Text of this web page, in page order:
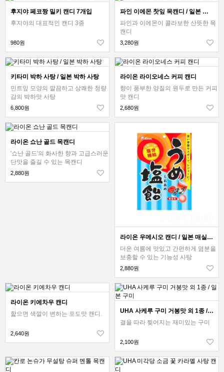
후지야 페코짱 밀키 캔디 7개입
후지야의 대표적인 캔디 3종
980원
파인 이에몬 찻잎 목캔디 / 일본 사탕
파인과 이에몬이 콜라보한 산뜻한 목
캔디
3,280원
키타미 박하 사탕 / 일본 박하 사탕
민트잎 모양의 깔끔하고 상쾌한 청량
감의 박하맛 사탕
6,800원
라이온 라이오네스 커피 캔디
향이 풍부한 양질의 원두로 만든 커피
맛 캔디
2,680원
라이온 쇼난 골드 목캔디
'쇼난 골드'의 화사한 향과 고급스러운
단맛을 즐길 수 있는 목캔디
2,880원
라이온 우메시오 캔디 / 일본 매실 사탕
더운 여름에 맛있고 간편하게 염분을
보충할 수 있는 기능성 사탕
2,880원
라이온 키에차우 캔디
핥으면 색깔이 변하는 포도맛 캔디.
2,640원
UHA 사케루 구미 거봉맛 외 1종 / 일본 구미
결을 따라 찢어지는 재미있는 구미
2,100원